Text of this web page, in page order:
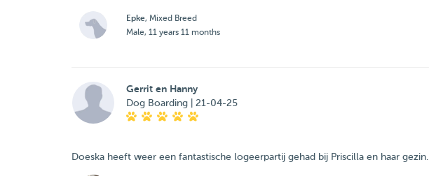
Epke, Mixed Breed
Male, 11 years 11 months
Gerrit en Hanny
Dog Boarding | 21-04-25
Doeska heeft weer een fantastische logeerpartij gehad bij Priscilla en haar gezin.